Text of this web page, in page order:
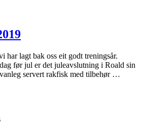
har lagt bak oss eit godt treningsår.
før jul er det juleavslutning i Roald sin
servert rakfisk med tilbehør …